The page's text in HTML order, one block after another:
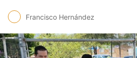
Francisco Hernández